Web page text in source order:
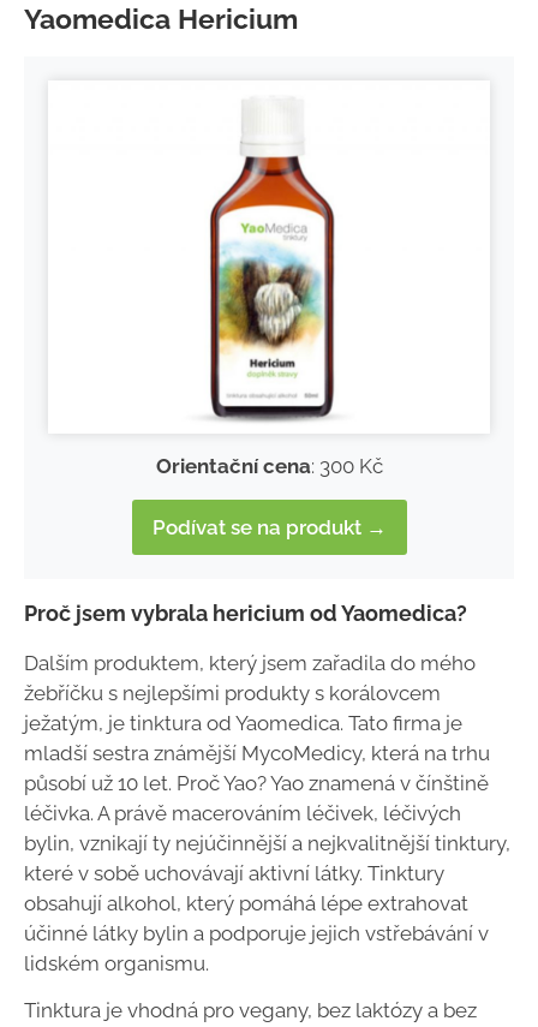
Yaomedica Hericium
Orientační cena: 300 Kč
Podívat se na produkt →
Proč jsem vybrala hericium od Yaomedica?
Dalším produktem, který jsem zařadila do mého
žebříčku s nejlepšími produkty s korálovcem
ježatým, je tinktura od Yaomedica. Tato firma je
mladší sestra známější MycoMedicy, která na trhu
působí už 10 let. Proč Yao? Yao znamená v čínštině
léčivka. A právě macerováním léčivek, léčivých
bylin, vznikají ty nejúčinnější a nejkvalitnější tinktury,
které v sobě uchovávají aktivní látky. Tinktury
obsahují alkohol, který pomáhá lépe extrahovat
účinné látky bylin a podporuje jejich vstřebávání v
lidském organismu.
Tinktura je vhodná pro vegany, bez laktózy a bez